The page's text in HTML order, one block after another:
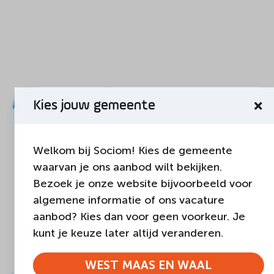
Ander nieuws
Kies jouw gemeente
Welkom bij Sociom! Kies de gemeente
waarvan je ons aanbod wilt bekijken.
Bezoek je onze website bijvoorbeeld voor
algemene informatie of ons vacature
aanbod? Kies dan voor geen voorkeur. Je
kunt je keuze later altijd veranderen.
WEST MAAS EN WAAL